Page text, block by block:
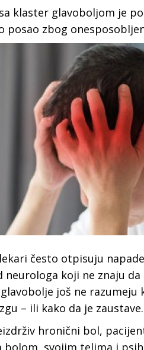
klaster glavoboljom je
posao zbog
često otpisuju
neurologa koji ne znaju
još ne razumeju
– ili kako da je zaustave.
hronični bol,
bolom, svojim telima i